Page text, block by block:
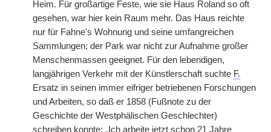
Heim. Für großartige Feste, wie sie Haus Roland so oft
gesehen, war hier kein Raum mehr. Das Haus reichte
nur für Fahne's Wohnung und seine umfangreichen
Sammlungen; der Park war nicht zur Aufnahme großer
Menschenmassen geeignet. Für den lebendigen,
langjährigen Verkehr mit der Künstlerschaft suchte F.
Ersatz in seinen immer eifriger betriebenen Forschungen
und Arbeiten, so daß er 1858 (Fußnote zu der
Geschichte der Westphälischen Geschlechter)
schreiben konnte: „Ich arbeite jetzt schon 21 Jahre